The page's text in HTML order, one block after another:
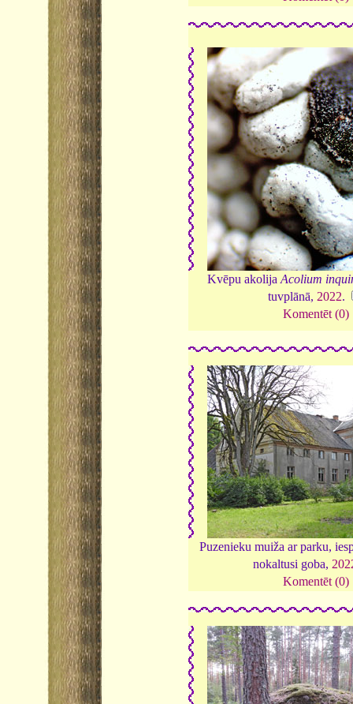
Kvēpu akolijaAcolium
tuvplānā, 2022.
Komentēt (0)
Puzenieku muiža ar parku,
nokaltusi goba,
Komentēt (0)